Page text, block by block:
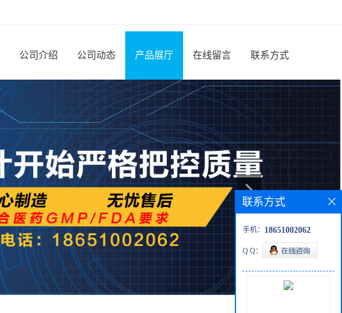
公司介绍 公司动态 产品展厅 在线留言 联系方式
联系方式
手机： 18651002062
Q Q：